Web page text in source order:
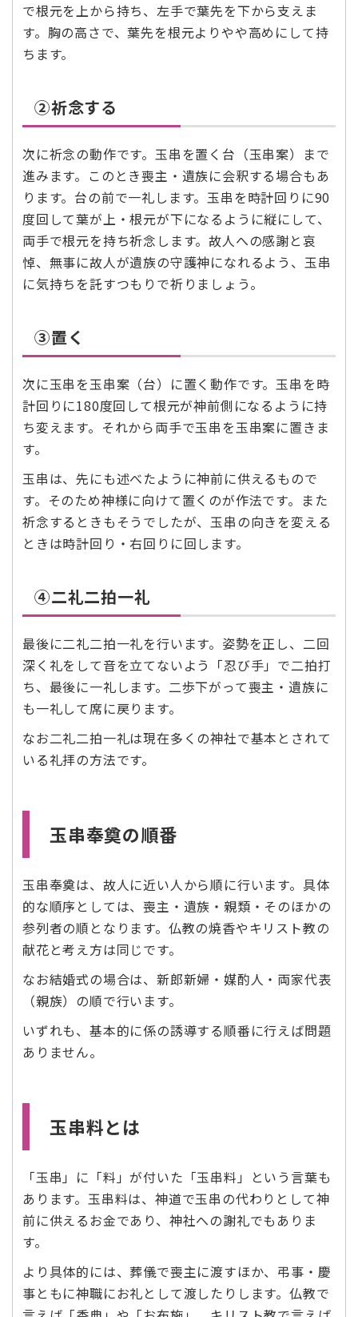
で根元を上から持ち、左手で葉先を下から支えま
す。胸の高さで、葉先を根元よりやや高めにして持
ちます。
②祈念する
次に祈念の動作です。玉串を置く台（玉串案）まで
進みます。このとき喪主・遺族に会釈する場合もあ
ります。台の前で一礼します。玉串を時計回りに90
度回して葉が上・根元が下になるように縦にして、
両手で根元を持ち祈念します。故人への感謝と哀
悼、無事に故人が遺族の守護神になれるよう、玉串
に気持ちを託すつもりで祈りましょう。
③置く
次に玉串を玉串案（台）に置く動作です。玉串を時
計回りに180度回して根元が神前側になるように持
ち変えます。それから両手で玉串を玉串案に置きま
す。
玉串は、先にも述べたように神前に供えるもので
す。そのため神様に向けて置くのが作法です。また
祈念するときもそうでしたが、玉串の向きを変える
ときは時計回り・右回りに回します。
④二礼二拍一礼
最後に二礼二拍一礼を行います。姿勢を正し、二回
深く礼をして音を立てないよう「忍び手」で二拍打
ち、最後に一礼します。二歩下がって喪主・遺族に
も一礼して席に戻ります。
なお二礼二拍一礼は現在多くの神社で基本とされて
いる礼拝の方法です。
玉串奉奠の順番
玉串奉奠は、故人に近い人から順に行います。具体
的な順序としては、喪主・遺族・親類・そのほかの
参列者の順となります。仏教の焼香やキリスト教の
献花と考え方は同じです。
なお結婚式の場合は、新郎新婦・媒酌人・両家代表
（親族）の順で行います。
いずれも、基本的に係の誘導する順番に行えば問題
ありません。
玉串料とは
「玉串」に「料」が付いた「玉串料」という言葉も
あります。玉串料は、神道で玉串の代わりとして神
前に供えるお金であり、神社への謝礼でもありま
す。
より具体的には、葬儀で喪主に渡すほか、弔事・慶
事ともに神職にお礼として渡したりします。仏教で